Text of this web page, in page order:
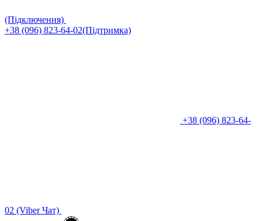
(Підключення)
+38 (096) 823-64-02(Підтримка)
+38 (096) 823-64-
02 (Viber Чат)